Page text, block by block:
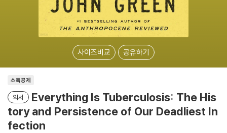
사이즈비교 공유하기
소득공제
외서
Everything Is Tuberculosis: The His
tory and Persistence of Our Deadliest In
fection